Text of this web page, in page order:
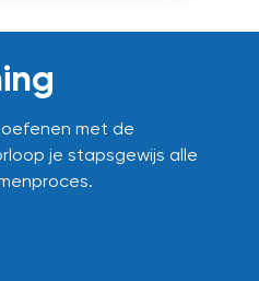
met de
je stapsgewijs alle